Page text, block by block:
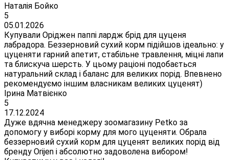
Наталія Бойко
5
05.01.2026
Купували Оріджен паппі лардж брід для цуценя
лабрадора. Беззерновий сухий корм підійшов ідеально: у
цуценяти гарний апетит, стабільне травлення, міцні лапи
та блискуча шерсть. У цьому раціоні подобається
натуральний склад і баланс для великих порід. Впевнено
рекомендуємо іншим власникам великих цуценят)
Ірина Матвієнко
5
17.12.2024
Дуже вдячна менеджеру зоомагазину Petko за
допомогу у виборі корму для мого цуценяти. Обрала
беззерновий сухий корм для цуценят великих порід від
бренду Orijen і абсолютно задоволена вибором!